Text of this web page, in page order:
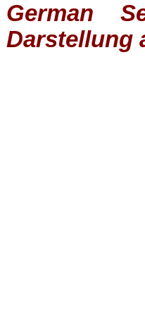
German
Darstellung